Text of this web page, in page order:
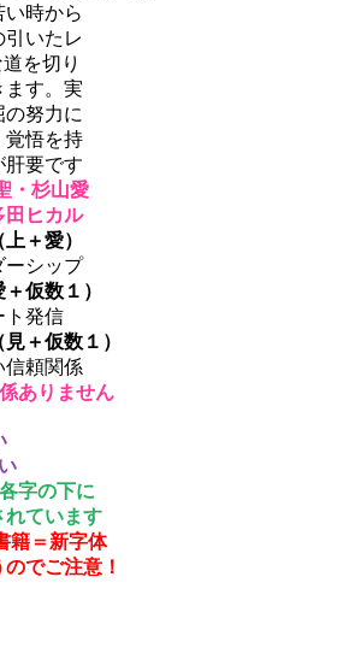
い時から
いたレ
を切り
ます。実
の努力に
覚悟を持
肝要です
・杉山愛
田ヒカル
＋愛）
ーシップ
仮数１）
ト発信
＋仮数１）
信頼関係
ありません
字の下に
れています
籍＝新字体
でご注意！